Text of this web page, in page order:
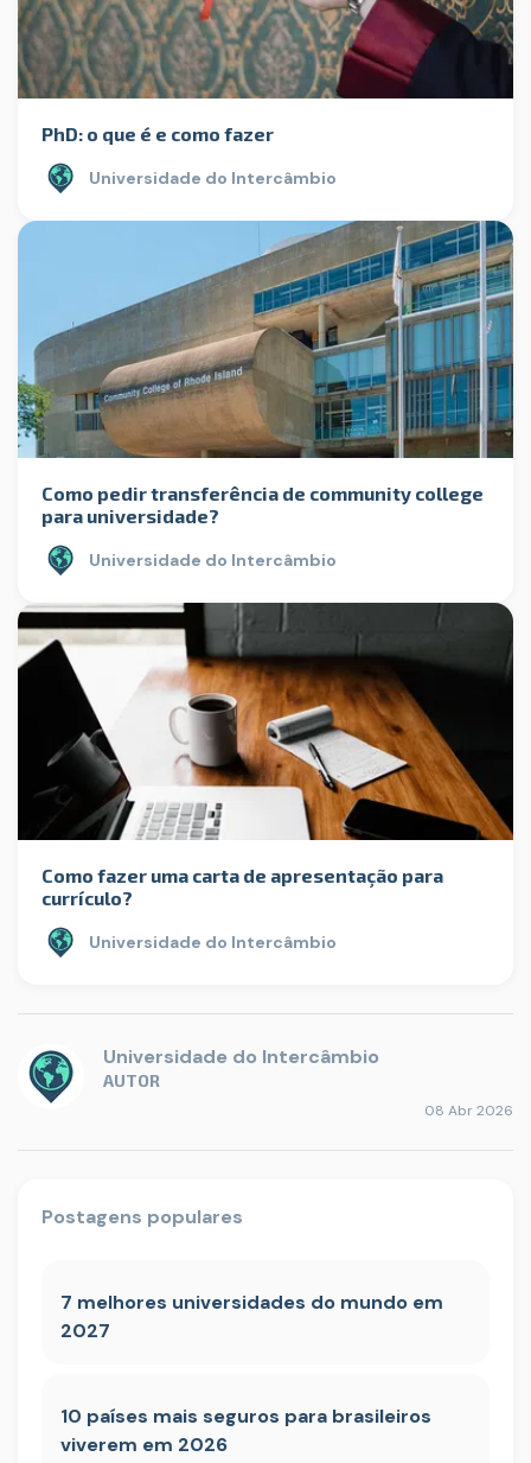
PhD: o que é e como fazer
Universidade do Intercâmbio
Como pedir transferência de community college
para universidade?
Universidade do Intercâmbio
Como fazer uma carta de apresentação para
currículo?
Universidade do Intercâmbio
Universidade do Intercâmbio
AUTOR
08 Abr 2026
Postagens populares
7 melhores universidades do mundo em
2027
10 países mais seguros para brasileiros
viverem em 2026